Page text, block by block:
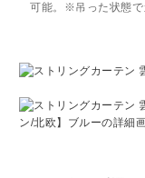
可能。※吊った状態で